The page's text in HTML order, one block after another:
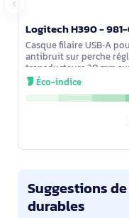
Logitech H390 - 981-
Casque filaire USB‑A
antibruit sur perche
transducteurs 30 mm
Commandes intégrées
Éco-indice
Suggestions
durables